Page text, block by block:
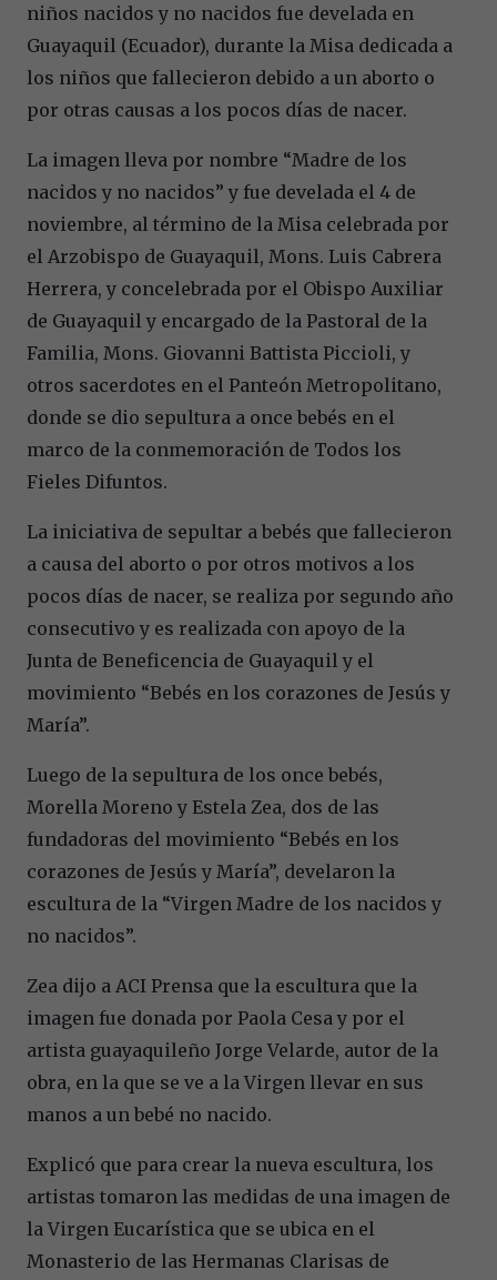
niños nacidos y no nacidos fue develada en
Guayaquil (Ecuador), durante la Misa dedicada a
los niños que fallecieron debido a un aborto o
por otras causas a los pocos días de nacer.
La imagen lleva por nombre “Madre de los
nacidos y no nacidos” y fue develada el 4 de
noviembre, al término de la Misa celebrada por
el Arzobispo de Guayaquil, Mons. Luis Cabrera
Herrera, y concelebrada por el Obispo Auxiliar
de Guayaquil y encargado de la Pastoral de la
Familia, Mons. Giovanni Battista Piccioli, y
otros sacerdotes en el Panteón Metropolitano,
donde se dio sepultura a once bebés en el
marco de la conmemoración de Todos los
Fieles Difuntos.
La iniciativa de sepultar a bebés que fallecieron
a causa del aborto o por otros motivos a los
pocos días de nacer, se realiza por segundo año
consecutivo y es realizada con apoyo de la
Junta de Beneficencia de Guayaquil y el
movimiento “Bebés en los corazones de Jesús y
María”.
Luego de la sepultura de los once bebés,
Morella Moreno y Estela Zea, dos de las
fundadoras del movimiento “Bebés en los
corazones de Jesús y María”, develaron la
escultura de la “Virgen Madre de los nacidos y
no nacidos”.
Zea dijo a ACI Prensa que la escultura que la
imagen fue donada por Paola Cesa y por el
artista guayaquileño Jorge Velarde, autor de la
obra, en la que se ve a la Virgen llevar en sus
manos a un bebé no nacido.
Explicó que para crear la nueva escultura, los
artistas tomaron las medidas de una imagen de
la Virgen Eucarística que se ubica en el
Monasterio de las Hermanas Clarisas de